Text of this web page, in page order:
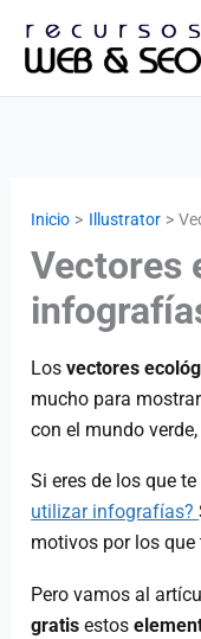
Inicio Illustrator
Vectores
Los vectores
mucho para
con el mundo
Si eres de los que
utilizar infografías?
motivos por los
Pero vamos al
gratis estos